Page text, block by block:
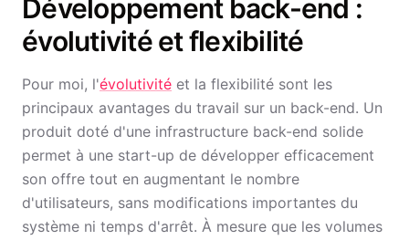
Développement back-end :
évolutivité et flexibilité
Pour moi, l'évolutivité et la flexibilité sont les
principaux avantages du travail sur un back-end. Un
produit doté d'une infrastructure back-end solide
permet à une start-up de développer efficacement
son offre tout en augmentant le nombre
d'utilisateurs, sans modifications importantes du
système ni temps d'arrêt. À mesure que les volumes